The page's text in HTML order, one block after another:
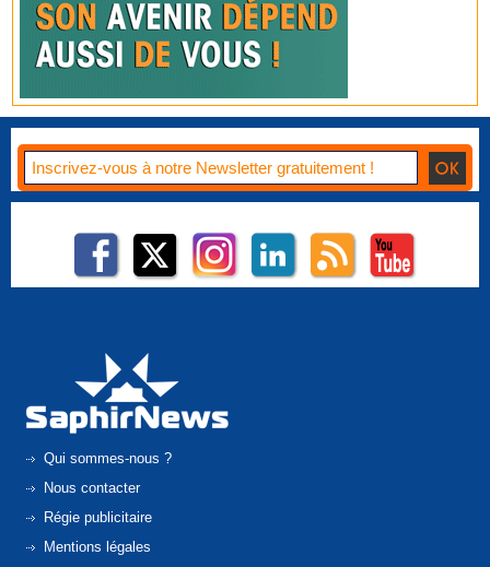
Qui sommes-nous ?
Nous contacter
Régie publicitaire
Mentions légales